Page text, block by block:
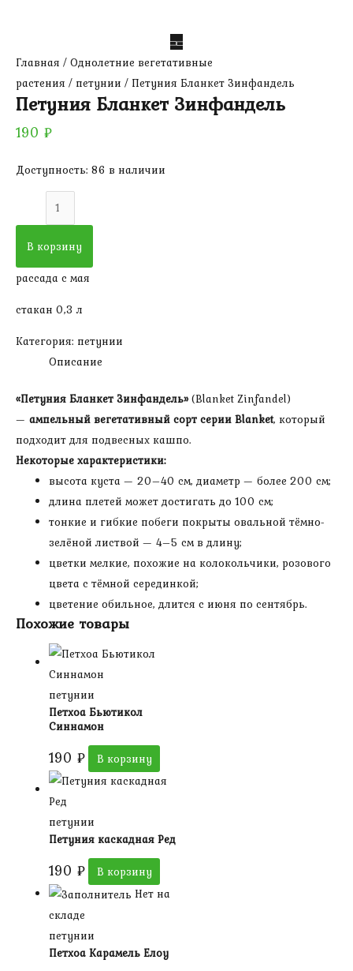
Главная / Однолетние вегетативные
растения / петунии / Петуния Бланкет Зинфандель
Петуния Бланкет Зинфандель
190 ₽
Доступность: 86 в наличии
Количество
товара
Петуния
Зинфандель
В корзину
рассада с мая
стакан 0,3 л
Категория: петунии
Описание
«Петуния Бланкет Зинфандель»(Blanket Zinfandel)
— ампельный вегетативный сорт серии Blanket, который
подходит для подвесных кашпо.
Некоторые характеристики:
высота куста — 20–40 см, диаметр — более 200 см;
длина плетей может достигать до 100 см;
тонкие и гибкие побеги покрыты овальной тёмно-
зелёной листвой — 4–5 см в длину;
цветки мелкие, похожие на колокольчики, розового
цвета с тёмной серединкой;
цветение обильное, длится с июня по сентябрь.
Похожие товары
петунии
Петхоа Бьютикол
Синнамон
190 ₽ В корзину
петунии
Петуния каскадная Ред
190 ₽
В корзину
Нет на
складе
петунии
Петхоа Карамель Елоу